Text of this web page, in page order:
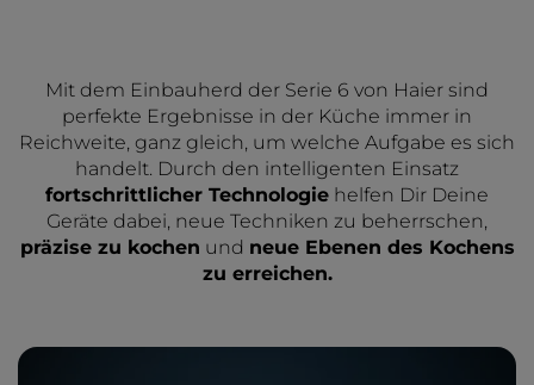
Mit dem Einbauherd der Serie 6 von Haier sind
perfekte Ergebnisse in der Küche immer in
Reichweite, ganz gleich, um welche Aufgabe es sich
handelt. Durch den intelligenten Einsatz
fortschrittlicher Technologie helfen Dir Deine
Geräte dabei, neue Techniken zu beherrschen,
präzise zu kochen und neue Ebenen des Kochens
zu erreichen.